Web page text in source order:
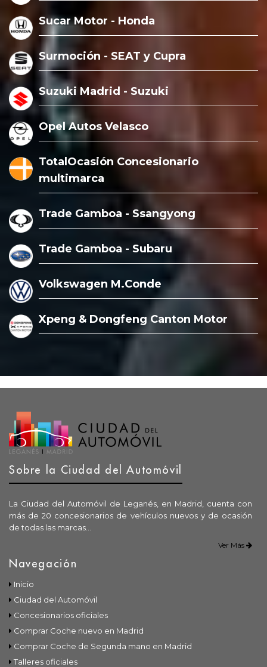
Sucar Motor - Honda
Surmoción - SEAT y Cupra
Suzuki Madrid - Suzuki
Opel Autos Velasco
TotalOcasión Concesionario
multimarca
Trade Gamboa - Ssangyong
Trade Gamboa - Subaru
Volkswagen M.Conde
Xpeng & Dongfeng Canton Motor
Sobre la Ciudad del Automóvil
La Ciudad del Automóvil de Leganés, en Madrid, cuenta con
más de 20 concesionarios de vehículos nuevos y de ocasión
de todas las marcas...
Ver Más
Navegación
Inicio
Ciudad del Automóvil
Concesionarios oficiales
Comprar Coche nuevo en Madrid
Comprar Coche de Segunda mano en Madrid
Talleres oficiales